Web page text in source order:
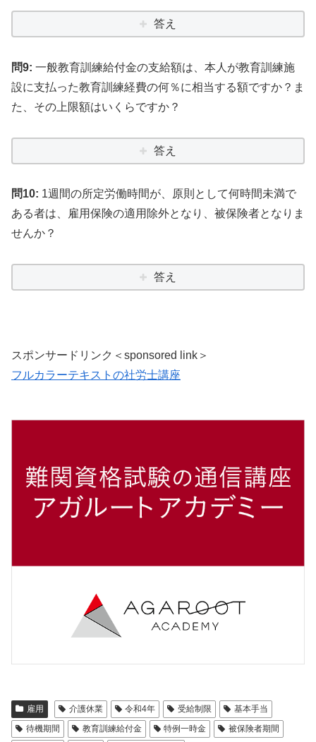
答え
問9: 一般教育訓練給付金の支給額は、本人が教育訓練施
設に支払った教育訓練経費の何％に相当する額ですか？ま
た、その上限額はいくらですか？
答え
問10: 1週間の所定労働時間が、原則として何時間未満で
ある者は、雇用保険の適用除外となり、被保険者となりま
せんか？
答え
スポンサードリンク＜sponsored link＞
フルカラーテキストの社労士講座
雇用 介護休業 令和4年 受給制限
基本手当
待機期間
教育訓練給付金 特例一時金
被保険者期間